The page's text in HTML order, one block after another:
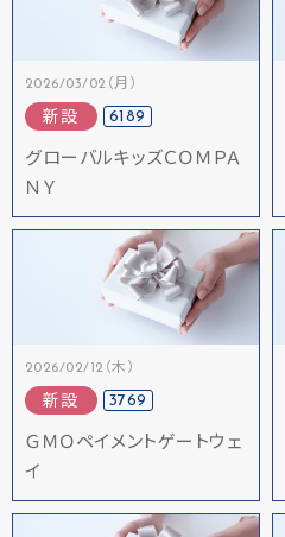
2026/03/02（月）
新設 6189
グローバルキッズＣＯＭＰＡ
ＮＹ
2026/02/12（木）
新設 3769
ＧＭＯペイメントゲートウェ
イ